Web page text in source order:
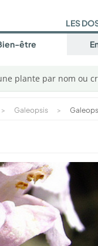
LES
être
plante par nom ou
> Galeopsis >